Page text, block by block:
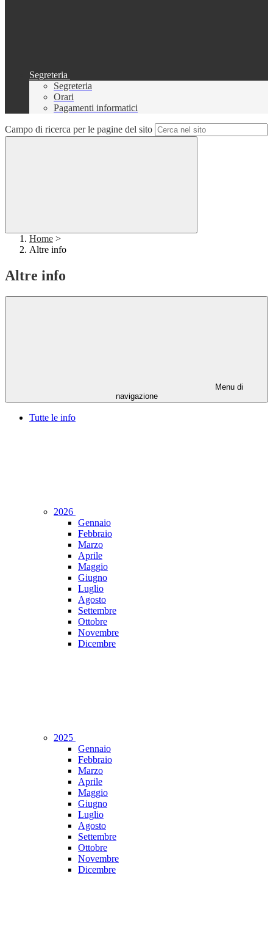
Segreteria
Segreteria
Orari
Pagamenti informatici
Campo di ricerca per le pagine del sito
Home >
Altre info
Altre info
Menu di
navigazione
Tutte le info
2026
Gennaio
Febbraio
Marzo
Aprile
Maggio
Giugno
Luglio
Agosto
Settembre
Ottobre
Novembre
Dicembre
2025
Gennaio
Febbraio
Marzo
Aprile
Maggio
Giugno
Luglio
Agosto
Settembre
Ottobre
Novembre
Dicembre